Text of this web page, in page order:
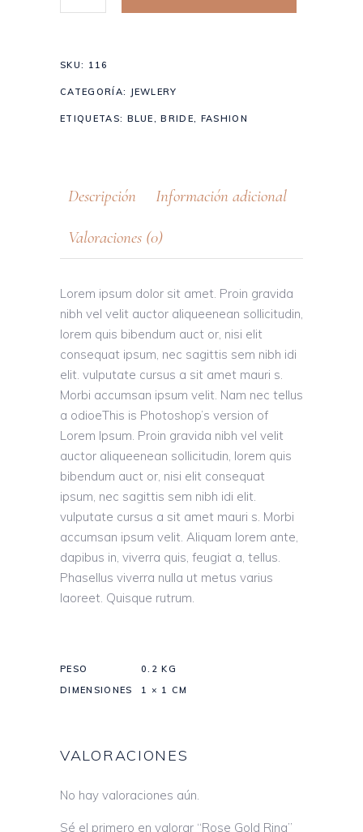
SKU: 116
CATEGORÍA: JEWLERY
ETIQUETAS: BLUE,BRIDE, FASHION
Descripción Información adicional
Valoraciones (0)
Lorem ipsum dolor sit amet. Proin gravida
nibh vel velit auctor aliqueenean sollicitudin,
lorem quis bibendum auct or, nisi elit
consequat ipsum, nec sagittis sem nibh idi
elit. vulputate cursus a sit amet mauri s.
Morbi accumsan ipsum velit. Nam nec tellus
a odioeThis is Photoshop’s version of
Lorem Ipsum. Proin gravida nibh vel velit
auctor aliqueenean sollicitudin, lorem quis
bibendum auct or, nisi elit consequat
ipsum, nec sagittis sem nibh idi elit.
vulputate cursus a sit amet mauri s. Morbi
accumsan ipsum velit. Aliquam lorem ante,
dapibus in, viverra quis, feugiat a, tellus.
Phasellus viverra nulla ut metus varius
laoreet. Quisque rutrum.
PESO
0.2 KG
DIMENSIONES
1 × 1 CM
VALORACIONES
No hay valoraciones aún.
Sé el primero en valorar “Rose Gold Ring”